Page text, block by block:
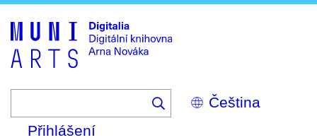
Select
your
Přihlášení